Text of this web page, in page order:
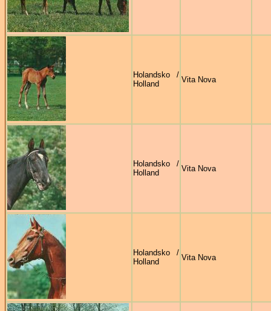
Holandsko /
Holland
Vita Nova
Holandsko /
Holland
Vita Nova
Holandsko /
Holland
Vita Nova